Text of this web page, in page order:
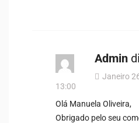
Admin
Janeiro
13:00
Olá Manuela Oliveira,
Obrigado pelo seu